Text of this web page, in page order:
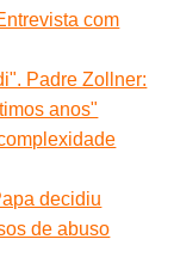
com
Padre Zollner:
anos"
decidiu
de abuso